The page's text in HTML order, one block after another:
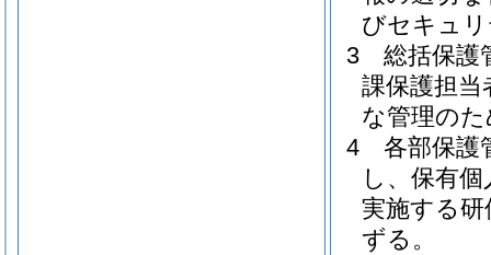
びセキュ
3
総括保護
課保護担
な管理の
4
各部保護
し、保有
実施する
ずる。